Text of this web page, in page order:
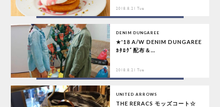
2018.8.21 Tue
DENIM DUNGAREE
★'18 A/W DENIM DUNGAREE
ｶﾀﾛｸﾞ配布＆...
2018.8.21 Tue
UNITED ARROWS
THE RERACS モッズコート☆